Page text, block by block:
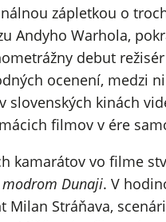
zápletkou o
Andyho Warhola,
debut
ocenení, medzi
slovenských kinách
filmov v ére
kamarátov vo filme
Dunaji. V
Milan Stráňava,